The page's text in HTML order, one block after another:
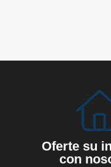
Oferte su
con